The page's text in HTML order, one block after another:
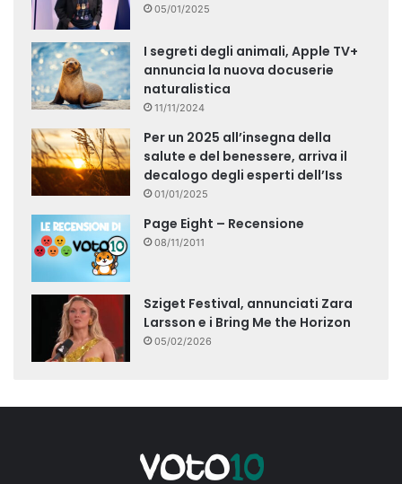
05/01/2025
I segreti degli animali, Apple TV+
annuncia la nuova docuserie
naturalistica
11/11/2024
Per un 2025 all’insegna della
salute e del benessere, arriva il
decalogo degli esperti dell’Iss
01/01/2025
Page Eight – Recensione
08/11/2011
Sziget Festival, annunciati Zara
Larsson e i Bring Me the Horizon
05/02/2026